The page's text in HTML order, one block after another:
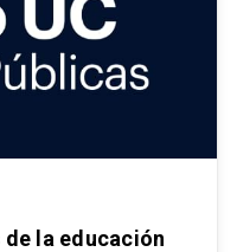
de la educación